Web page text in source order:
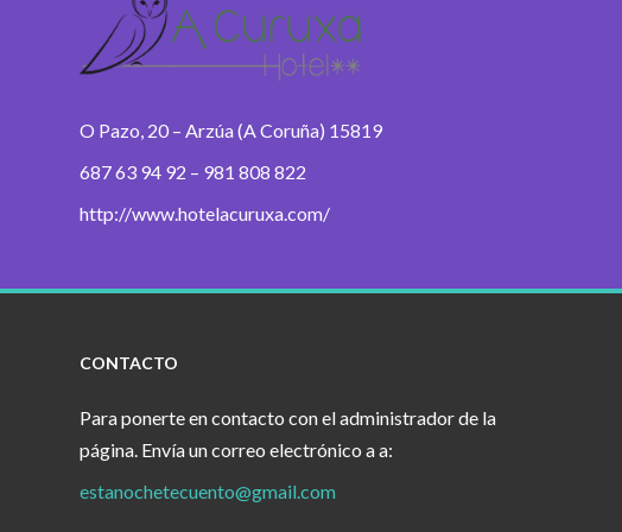
O Pazo, 20 – Arzúa (A Coruña) 15819
687 63 94 92 – 981 808 822
http://www.hotelacuruxa.com/
CONTACTO
Para ponerte en contacto con el administrador de la
página. Envía un correo electrónico a a:
estanochetecuento@gmail.com